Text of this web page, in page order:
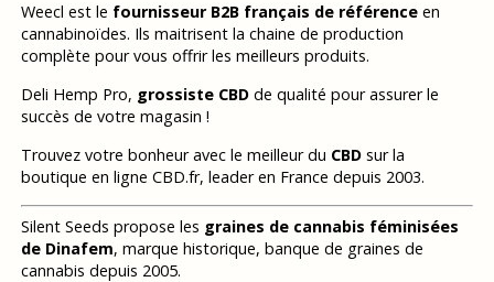
Weecl est le fournisseur B2B français de référenceen
cannabinoïdes. Ils maitrisent la chaine de production
complète pour vous offrir les meilleurs produits.
Deli Hemp Pro, grossiste CBDde qualité pour assurer le
succès de votre magasin !
Trouvez votre bonheur avec le meilleur du CBDsur la
boutique en ligne CBD.fr, leader en France depuis 2003.
Silent Seeds propose les graines de cannabis féminisées
de Dinafem, marque historique, banque de graines de
cannabis depuis 2005.